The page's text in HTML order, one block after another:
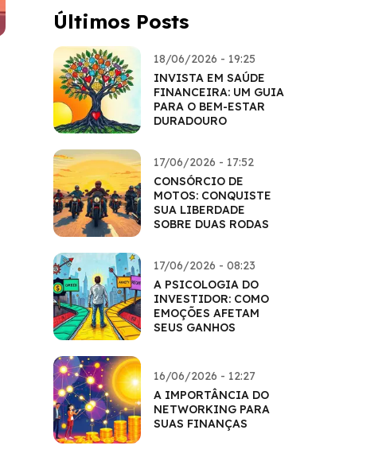
Últimos Posts
18/06/2026 - 19:25
INVISTA EM SAÚDE
FINANCEIRA: UM GUIA
PARA O BEM-ESTAR
DURADOURO
17/06/2026 - 17:52
CONSÓRCIO DE
MOTOS: CONQUISTE
SUA LIBERDADE
SOBRE DUAS RODAS
17/06/2026 - 08:23
A PSICOLOGIA DO
INVESTIDOR: COMO
EMOÇÕES AFETAM
SEUS GANHOS
16/06/2026 - 12:27
A IMPORTÂNCIA DO
NETWORKING PARA
SUAS FINANÇAS